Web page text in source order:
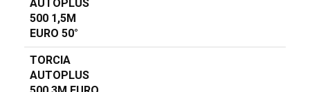
AUTOPLUS
500 1,5M
EURO 50°
TORCIA
AUTOPLUS